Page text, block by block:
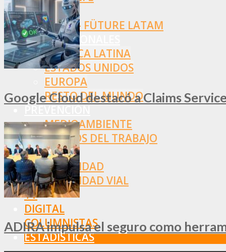
ITC
INESE – FÜTURE LATAM
INTERNACIONALES
AMÉRICA LATINA
ESTADOS UNIDOS
EUROPA
RESTO DEL MUNDO
MEDIOAMBIENTE
RIESGOS DEL TRABAJO
SALUD
SEGURIDAD
SEGURIDAD VIAL
TV
DIGITAL
COLUMNISTAS
ESTADÍSTICAS
Google Cloud destacó a Claims
ADIRA impulsa el seguro como